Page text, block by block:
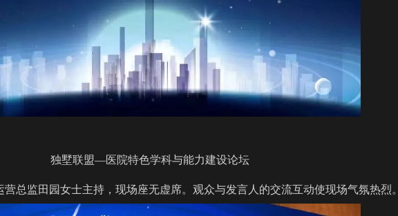
独墅联盟—医院特色学科与能力建设论坛
营总监田园女士主持，现场座无虚席。观众与发言人的交流互动使现场气氛热烈。